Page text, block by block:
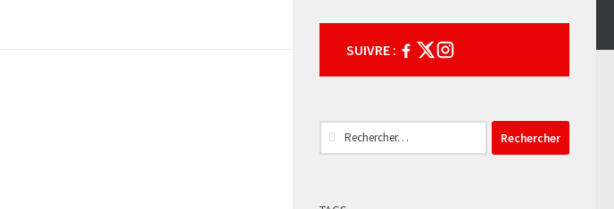
SUIVRE :
Rechercher :